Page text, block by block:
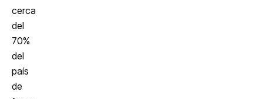
cerca
del
70%
del
país
de